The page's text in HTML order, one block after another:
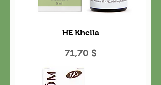
HE Khella
Prix
71,70 $